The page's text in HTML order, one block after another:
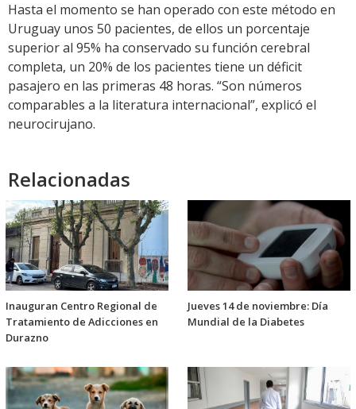
Hasta el momento se han operado con este método en
Uruguay unos 50 pacientes, de ellos un porcentaje
superior al 95% ha conservado su función cerebral
completa, un 20% de los pacientes tiene un déficit
pasajero en las primeras 48 horas. “Son números
comparables a la literatura internacional”, explicó el
neurocirujano.
Relacionadas
Inauguran Centro Regional de
Tratamiento de Adicciones en
Durazno
Jueves 14 de noviembre: Día
Mundial de la Diabetes